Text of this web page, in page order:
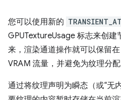
您可以使用新的
GPUTextureUsage 标志来创建
来，渲染通道操作就可以保留
VRAM 流量，并避免为纹理分配
通过将纹理声明为瞬态（或“无